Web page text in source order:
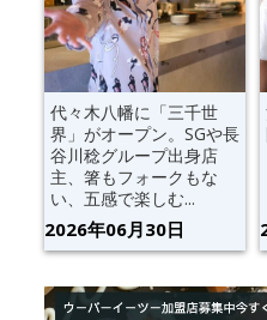
代々木八幡に「三千世
界」がオープン。SGや長
谷川稔グループ出身店
主、箸もフォークもな
い、五感で楽しむ...
2026年06月30日